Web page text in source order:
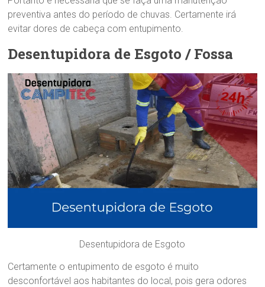
preventiva antes do período de chuvas. Certamente irá
evitar dores de cabeça com entupimento.
Desentupidora de Esgoto / Fossa
Desentupidora de Esgoto
Certamente o entupimento de esgoto é muito
desconfortável aos habitantes do local, pois gera odores